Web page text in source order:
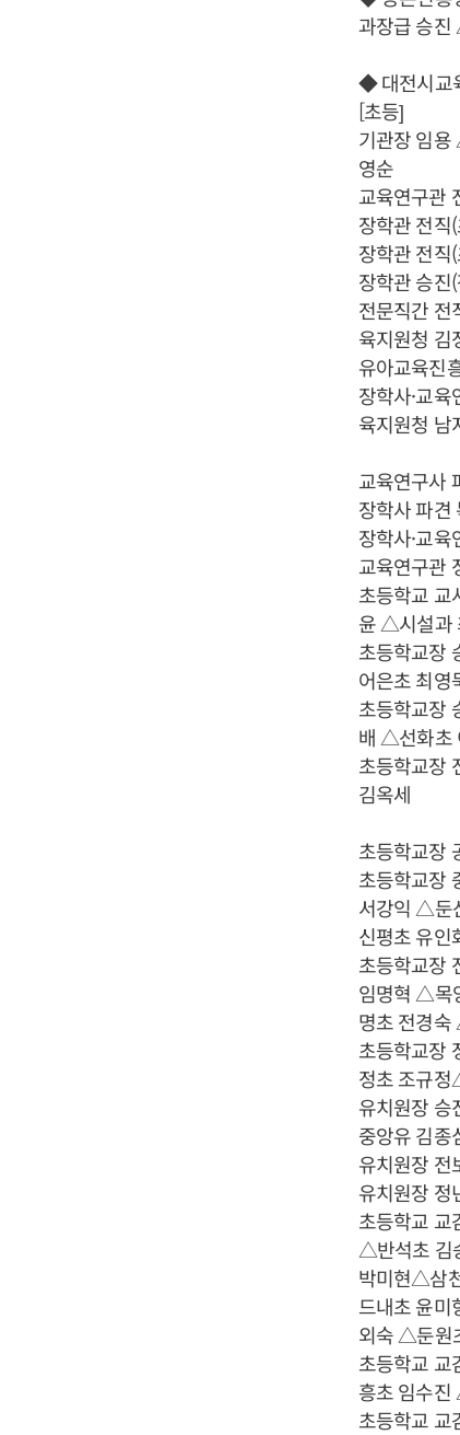
과장급 승
◆ 대전시교
[초등]
기관장 임
영순
교육연구관
장학관 전
장학관 전
장학관 승
전문직간
육지원청
유아교육진
장학사·교
육지원청
교육연구사
장학사 파
장학사·교
교육연구관
초등학교 교
윤 △시설과
초등학교장
어은초 최
초등학교장
배 △선화초
초등학교장
김옥세
초등학교장
초등학교장
서강익 △둔
신평초 유
초등학교장
임명혁 △목
명초 전경
초등학교장
정초 조규
유치원장
중앙유 김종
유치원장
유치원장
초등학교
△반석초 김
박미현△삼
드내초 윤
외숙 △둔원
초등학교
흥초 임수
초등학교